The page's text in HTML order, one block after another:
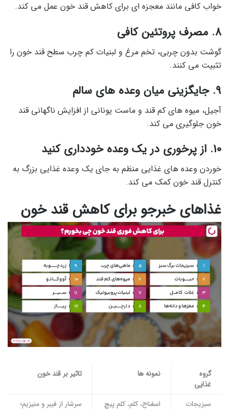
خواب کافی مانند معجزه ای برای کاهش قند خون عمل می کند.
8. مصرف پروتئین کافی
گوشت بدون چربی، تخم مرغ و لبنیات کم چرب سطح قند خون را
تثبیت می کنند.
9. جایگزینی میان وعده های سالم
آجیل، میوه های کم قند و ماست یونانی از افزایش ناگهانی قند
خون جلوگیری می کند.
10. از پرخوری در یک وعده خودداری کنید
خوردن وعده های غذایی منظم به جای یک وعده غذایی بزرگ به
کنترل قند خون کمک می کند.
غذاهای خبرجو برای کاهش قند خون
گروه
غذایی
نمونه ها تاثیر بر قند خون
سبزیجات اسفناج، کلم، کلم پیچ سرشار از فیبر و منیزیم؛